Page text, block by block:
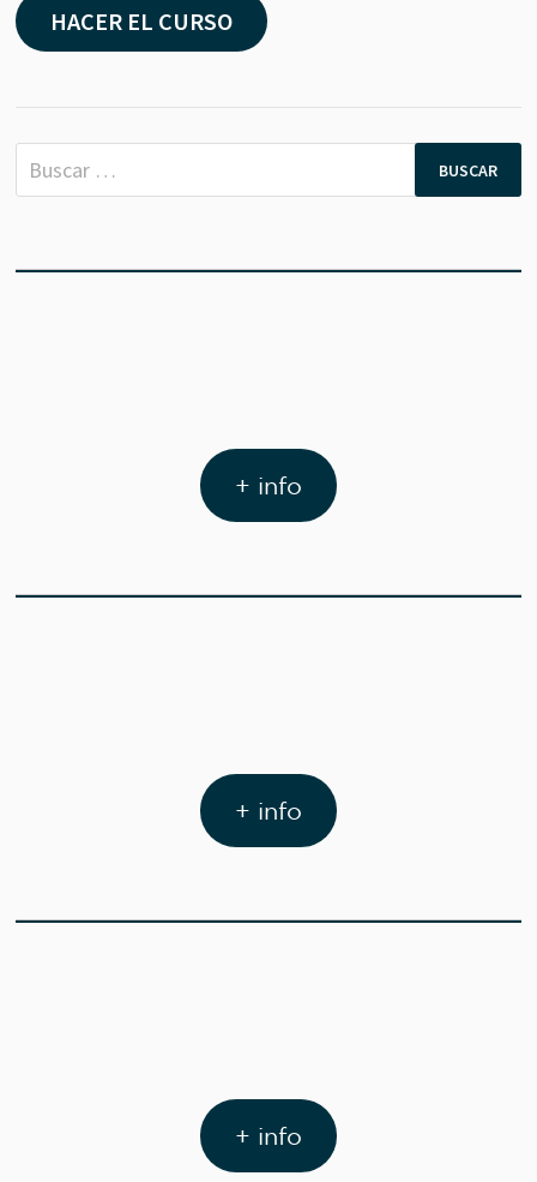
HACER EL CURSO
Buscar:
+ info
+ info
+ info